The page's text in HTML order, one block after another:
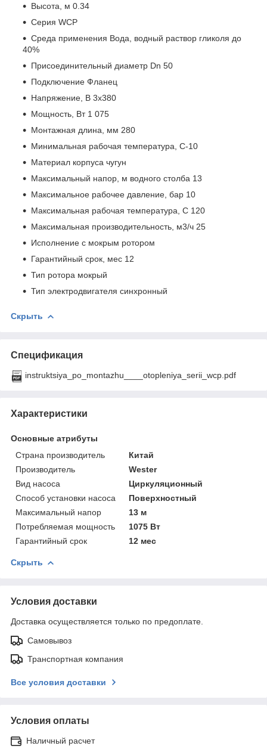
Высота, м 0.34
Серия WCP
Среда применения Вода, водный раствор гликоля до
40%
Присоединительный диаметр Dn 50
Подключение Фланец
Напряжение, В 3х380
Мощность, Вт 1 075
Монтажная длина, мм 280
Минимальная рабочая температура, С-10
Материал корпуса чугун
Максимальный напор, м водного столба 13
Максимальное рабочее давление, бар 10
Максимальная рабочая температура, С 120
Максимальная производительность, м3/ч 25
Исполнение с мокрым ротором
Гарантийный срок, мес 12
Тип ротора мокрый
Тип электродвигателя синхронный
Скрыть
Спецификация
instruktsiya_po_montazhu____otopleniya_serii_wcp.pdf
Характеристики
Основные атрибуты
Страна производитель
Китай
Производитель
Wester
Вид насоса
Циркуляционный
Способ установки насоса
Поверхностный
Максимальный напор
13 м
Потребляемая мощность
1075 Вт
Гарантийный срок
12 мес
Скрыть
Условия доставки
Доставка осуществляется только по предоплате.
Самовывоз
Транспортная компания
Все условия доставки
Условия оплаты
Наличный расчет